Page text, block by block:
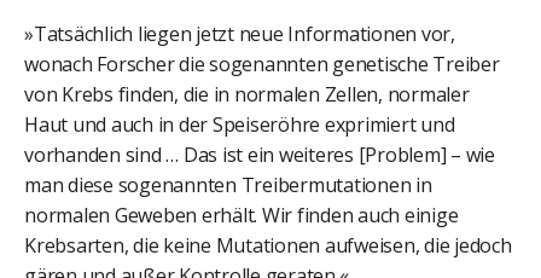
»Tatsächlich liegen jetzt neue Informationen vor,
wonach Forscher die sogenannten genetische Treiber
von Krebs finden, die in normalen Zellen, normaler
Haut und auch in der Speiseröhre exprimiert und
vorhanden sind … Das ist ein weiteres [Problem] – wie
man diese sogenannten Treibermutationen in
normalen Geweben erhält. Wir finden auch einige
Krebsarten, die keine Mutationen aufweisen, die jedoch